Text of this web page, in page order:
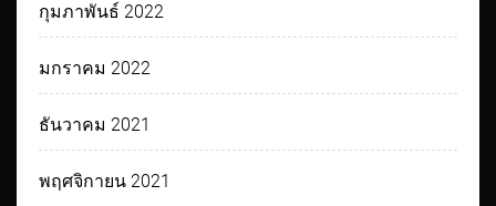
กุมภาพันธ์ 2022
มกราคม 2022
ธันวาคม 2021
พฤศจิกายน 2021